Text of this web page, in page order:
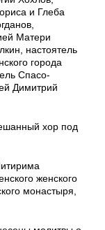
и Глеба
Матери
настоятель
города
Спасо-
Димитрий
хор под
женского
монастыря,